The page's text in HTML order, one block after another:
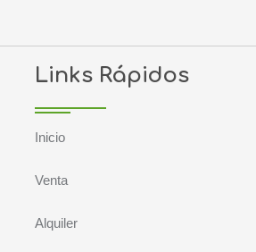
Links Rápidos
Inicio
Venta
Alquiler